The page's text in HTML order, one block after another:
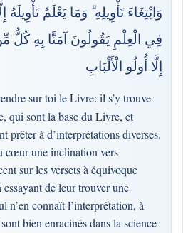
وَابْتِغَاءَ تَأْوِيلِهِ ۗ وَمَا يَعْلَمُ
فِي الْعِلْمِ يَقُولُونَ آمَنَّا بِهِ كُلٌّ
إِلَّا أُولُو الْأَلْبَابِ
sur toi le Livre: il s’y trouve
qui sont la base du Livre, et
prêter à d’interprétations diverses.
cœur une inclination vers
sur les versets à équivoque
de leur trouver une
n’en connaît l’interprétation, à
bien enracinés dans la science